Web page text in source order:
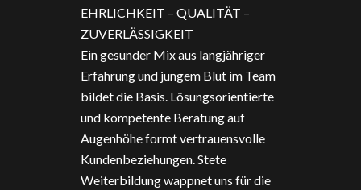
EHRLICHKEIT – QUALITÄT –
ZUVERLÄSSIGKEIT
Ein gesunder Mix aus langjähriger
Erfahrung und jungem Blut im Team
bildet die Basis. Lösungsorientierte
und kompetente Beratung auf
Augenhöhe formt vertrauensvolle
Kundenbeziehungen. Stete
Weiterbildung wappnet uns für die